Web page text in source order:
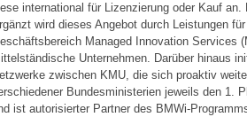
international für Lizenzierung oder Kauf
wird dieses Angebot durch Leistungen
Managed Innovation Services
Unternehmen. Darüber hinaus
zwischen KMU, die sich proaktiv
Bundesministerien jeweils den 1.
ist autorisierter Partner des BMWi-